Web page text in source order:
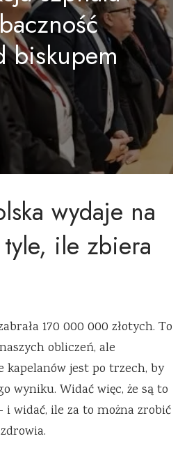
biskupem
wydaje na
ile zbiera
170 000 000 złotych. To
obliczeń, ale
kapelanów jest po trzech, by
wyniku. Widać więc, że są to
widać, ile za to można zrobić